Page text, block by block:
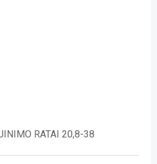
RATAI 20,8-38